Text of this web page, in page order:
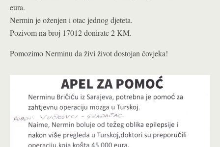
eura.
Nermin je oženjen i otac jednog djeteta.
Pozivom na broj 17012 donirate 2 KM.
Pomozimo Nerminu da živi život dostojan čovjeka!